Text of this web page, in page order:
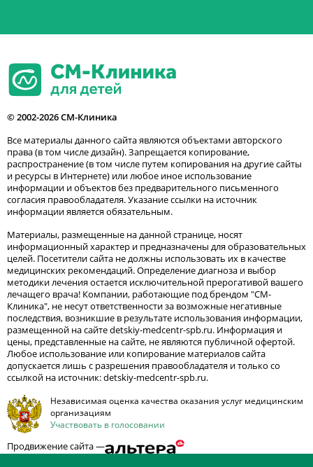
© 2002-2026 СМ-Клиника
Все материалы данного сайта являются объектами авторского
права (в том числе дизайн). Запрещается копирование,
распространение (в том числе путем копирования на другие сайты
и ресурсы в Интернете) или любое иное использование
информации и объектов без предварительного письменного
согласия правообладателя. Указание ссылки на источник
информации является обязательным.
Материалы, размещенные на данной странице, носят
информационный характер и предназначены для образовательных
целей. Посетители сайта не должны использовать их в качестве
медицинских рекомендаций. Определение диагноза и выбор
методики лечения остается исключительной прерогативой вашего
лечащего врача! Компании, работающие под брендом "СМ-
Клиника", не несут ответственности за возможные негативные
последствия, возникшие в результате использования информации,
размещенной на сайте detskiy-medcentr-spb.ru. Информация и
цены, представленные на сайте, не являются публичной офертой.
Любое использование или копирование материалов сайта
допускается лишь с разрешения правообладателя и только со
ссылкой на источник: detskiy-medcentr-spb.ru.
Независимая оценка качества оказания услуг медицинским
организациям
Участвовать в голосовании
Продвижение сайта —